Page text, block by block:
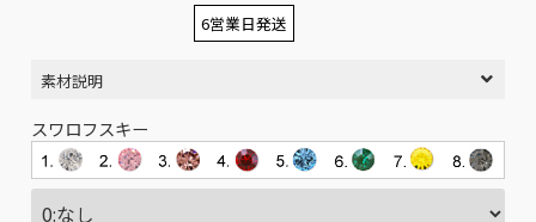
6営業日発送
素材説明
スワロフスキー